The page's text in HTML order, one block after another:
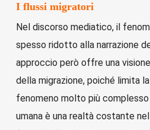
I flussi migratori
Nel discorso mediatico, il
spesso ridotto alla narrazione
approccio però offre una
della migrazione, poiché limita
fenomeno molto più
umana è una realtà costante